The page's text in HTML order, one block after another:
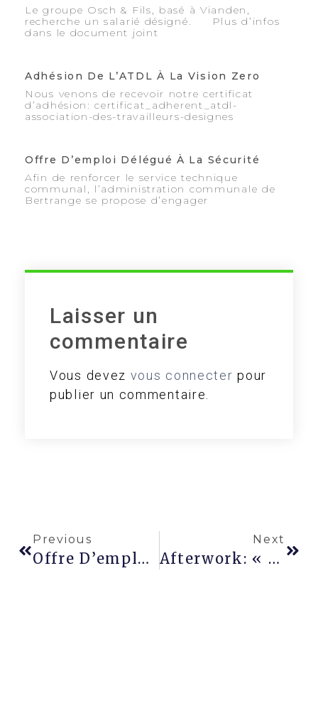
Le groupe Osch & Fils, basé à Vianden,
recherche un salarié désigné. Plus d’infos
dans le document joint
Adhésion De L’ATDL À La Vision Zero
Nous venons de recevoir notre certificat
d’adhésion: certificat_adherent_atdl-
association-des-travailleurs-designes
Offre D’emploi Délégué À La Sécurité
Afin de renforcer le service technique
communal, l’administration communale de
Bertrange se propose d’engager
Laisser un
commentaire
Vous devez vous connecter pour
publier un commentaire.
Previous
Offre D’emploi – Salarié Désigné
Next
Afterwork: « Prévention Du Harcèlement Moral Et Sa Gestion » Le Jeudi 23 Novembre À Partir De 17H30